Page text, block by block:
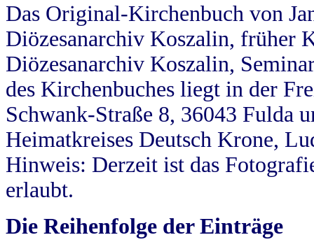
Das Original-Kirchenbuch von
Diözesanarchiv Koszalin, früher
Diözesanarchiv Koszalin,
des Kirchenbuches liegt in der
Schwank-Straße 8, 36043 Fulda
Heimatkreises Deutsch Krone,
Hinweis: Derzeit ist das
erlaubt.
Die Reihenfolge der Einträge